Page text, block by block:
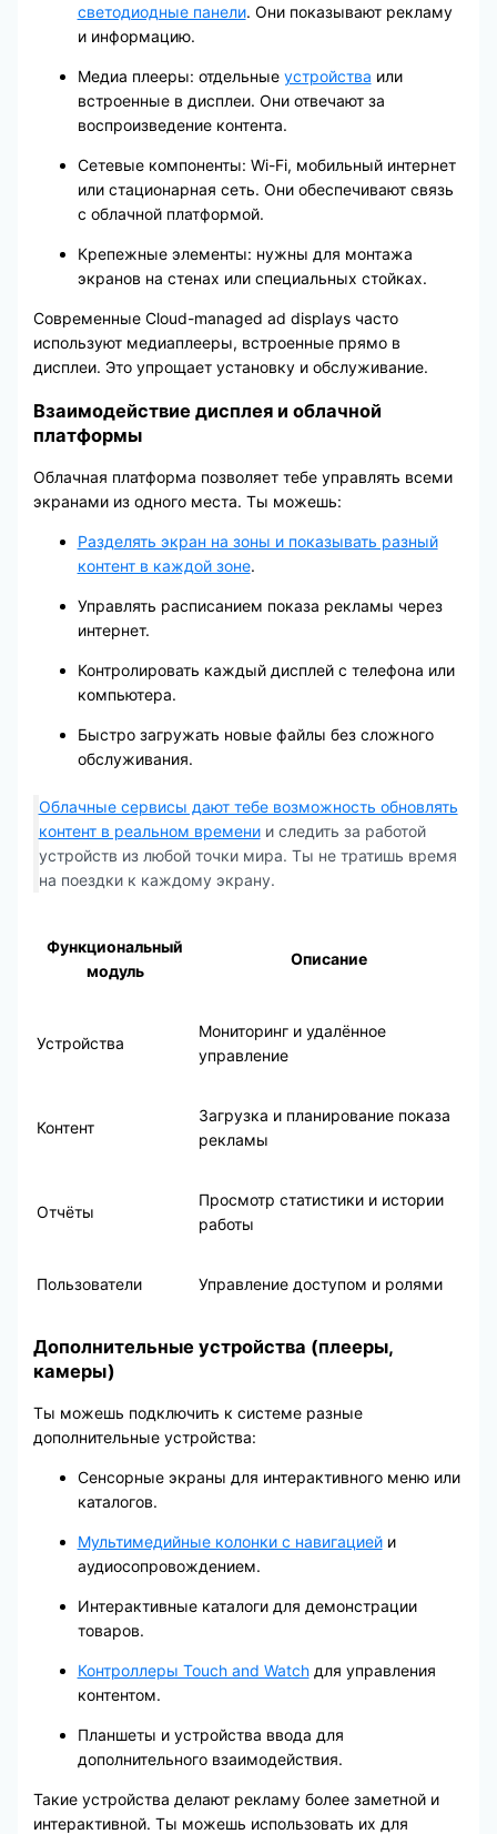
светодиодные панели. Они показывают рекламу
и информацию.
Медиа плееры: отдельные устройства или
встроенные в дисплеи. Они отвечают за
воспроизведение контента.
Сетевые компоненты: Wi-Fi, мобильный интернет
или стационарная сеть. Они обеспечивают связь
с облачной платформой.
Крепежные элементы: нужны для монтажа
экранов на стенах или специальных стойках.
Современные Cloud-managed ad displays часто
используют медиаплееры, встроенные прямо в
дисплеи. Это упрощает установку и обслуживание.
Взаимодействие дисплея и облачной
платформы
Облачная платформа позволяет тебе управлять всеми
экранами из одного места. Ты можешь:
Разделять экран на зоны и показывать разный
контент в каждой зоне.
Управлять расписанием показа рекламы через
интернет.
Контролировать каждый дисплей с телефона или
компьютера.
Быстро загружать новые файлы без сложного
обслуживания.
Облачные сервисы дают тебе возможность обновлять
контент в реальном времении следить за работой
устройств из любой точки мира. Ты не тратишь время
на поездки к каждому экрану.
Функциональный
модуль
Описание
Устройства
Мониторинг и удалённое
управление
Контент
Загрузка и планирование показа
рекламы
Отчёты
Просмотр статистики и истории
работы
Пользователи Управление доступом и ролями
Дополнительные устройства (плееры,
камеры)
Ты можешь подключить к системе разные
дополнительные устройства:
Сенсорные экраны для интерактивного меню или
каталогов.
Мультимедийные колонки с навигациейи
аудиосопровождением.
Интерактивные каталоги для демонстрации
товаров.
Контроллеры Touch and Watchдля управления
контентом.
Планшеты и устройства ввода для
дополнительного взаимодействия.
Такие устройства делают рекламу более заметной и
интерактивной. Ты можешь использовать их для